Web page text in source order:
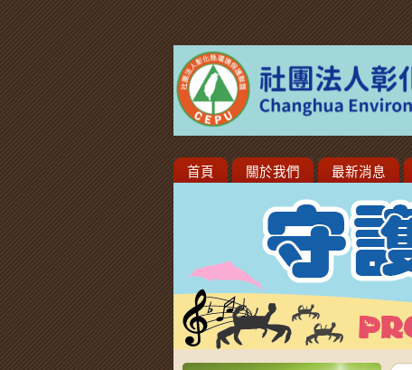
首頁 關於我們 最新消息